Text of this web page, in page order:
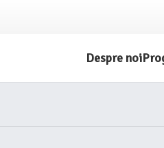
Despre noi